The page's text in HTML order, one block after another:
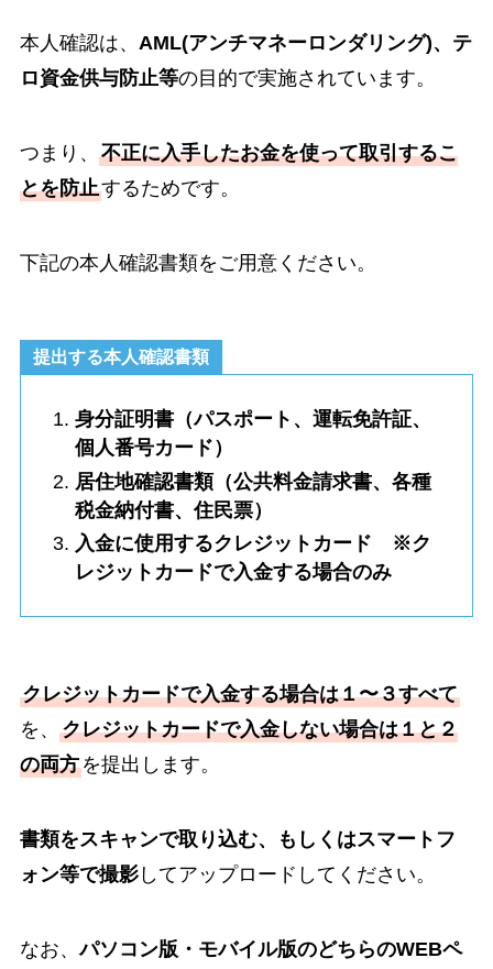
本人確認は、 AML(アンチマネーロンダリング)、テ
ロ資金供与防止等の目的で実施されています。
つまり、 不正に入手したお金を使って取引するこ
とを防止するためです。
下記の本人確認書類をご用意ください。
提出する本人確認書類
身分証明書（パスポート、運転免許証、
個人番号カード）
居住地確認書類（公共料金請求書、各種
税金納付書、住民票）
入金に使用するクレジットカード ※ク
レジットカードで入金する場合のみ
クレジットカードで入金する場合は１〜３すべて
を、 クレジットカードで入金しない場合は１と２
の両方を提出します。
書類をスキャンで取り込む、もしくはスマートフ
ォン等で撮影してアップロードしてください。
なお、パソコン版・モバイル版のどちらのWEBペ